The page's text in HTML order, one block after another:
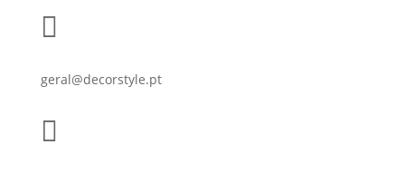

geral@decorstyle.pt
